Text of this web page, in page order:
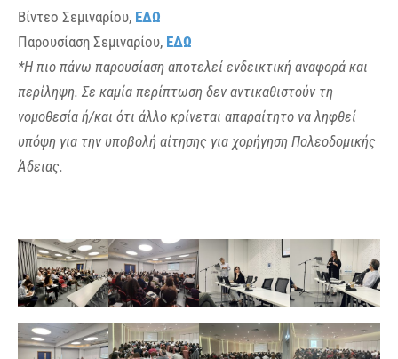
Βίντεο Σεμιναρίου, ΕΔΩ
Παρουσίαση Σεμιναρίου, ΕΔΩ
*Η πιο πάνω παρουσίαση αποτελεί ενδεικτική αναφορά και
περίληψη. Σε καμία περίπτωση δεν αντικαθιστούν τη
νομοθεσία ή/και ότι άλλο κρίνεται απαραίτητο να ληφθεί
υπόψη για την υποβολή αίτησης για χορήγηση Πολεοδομικής
Άδειας.